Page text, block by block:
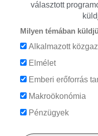
választott
Milyen témában
Alkalmazott
Elmélet
Emberi erőforrás
Makroökonómia
Pénzügyek